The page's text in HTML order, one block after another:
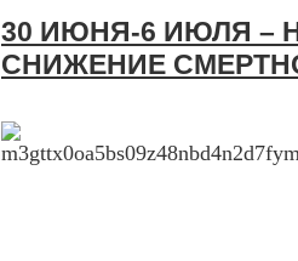
30 ИЮНЯ-6 ИЮЛЯ –
СНИЖЕНИЕ